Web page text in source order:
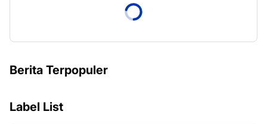
Berita Terpopuler
Label List